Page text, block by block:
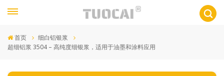
首页
细白铝银浆
超细铝浆 3504 – 高纯度细银浆，适用于油墨和涂料应用